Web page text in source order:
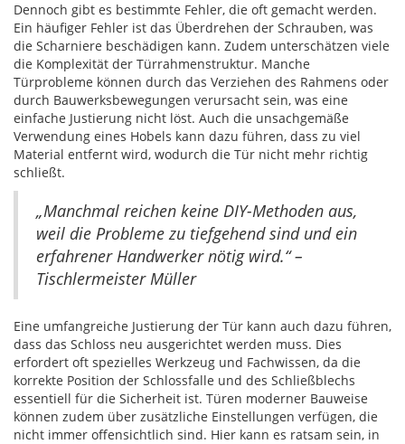
Dennoch gibt es bestimmte Fehler, die oft gemacht werden.
Ein häufiger Fehler ist das Überdrehen der Schrauben, was
die Scharniere beschädigen kann. Zudem unterschätzen viele
die Komplexität der Türrahmenstruktur. Manche
Türprobleme können durch das Verziehen des Rahmens oder
durch Bauwerksbewegungen verursacht sein, was eine
einfache Justierung nicht löst. Auch die unsachgemäße
Verwendung eines Hobels kann dazu führen, dass zu viel
Material entfernt wird, wodurch die Tür nicht mehr richtig
schließt.
„Manchmal reichen keine DIY-Methoden aus,
weil die Probleme zu tiefgehend sind und ein
erfahrener Handwerker nötig wird.“ –
Tischlermeister Müller
Eine umfangreiche Justierung der Tür kann auch dazu führen,
dass das Schloss neu ausgerichtet werden muss. Dies
erfordert oft spezielles Werkzeug und Fachwissen, da die
korrekte Position der Schlossfalle und des Schließblechs
essentiell für die Sicherheit ist. Türen moderner Bauweise
können zudem über zusätzliche Einstellungen verfügen, die
nicht immer offensichtlich sind. Hier kann es ratsam sein, in